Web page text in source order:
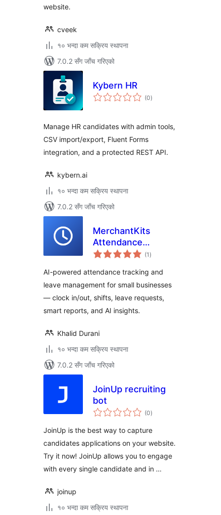
website.
cveek
१० भन्दा कम सक्रिय स्थापना
7.0.2 सँग जाँच गरिएको
Kybern HR
(0कुल
रेटिङ्गहरू
)
Manage HR candidates with admin tools,
CSV import/export, Fluent Forms
integration, and a protected REST API.
kybern.ai
१० भन्दा कम सक्रिय स्थापना
7.0.2 सँग जाँच गरिएको
MerchantKits
Attendance
Manager
(1 कुल
रेटिङ्गहरू
)
AI-powered attendance tracking and
leave management for small businesses
— clock in/out, shifts, leave requests,
smart reports, and AI insights.
Khalid Durani
१० भन्दा कम सक्रिय स्थापना
7.0.2 सँग जाँच गरिएको
JoinUp recruiting
bot
(0कुल
रेटिङ्गहरू
)
JoinUp is the best way to capture
candidates applications on your website.
Try it now! JoinUp allows you to engage
with every single candidate and in …
joinup
१० भन्दा कम सक्रिय स्थापना